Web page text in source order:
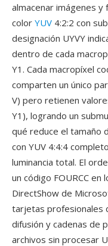
almacenar imágenes
color YUV 4:2:2 con
designación UYVY
dentro de cada
Y1. Cada macropíxel
comparten un único
V) pero retienen
Y1), logrando un
qué reduce el tamaño
con YUV 4:4:4
luminancia total. El
un código FOURCC
DirectShow de
tarjetas profesionales
difusión y cadenas de
archivos sin procesar